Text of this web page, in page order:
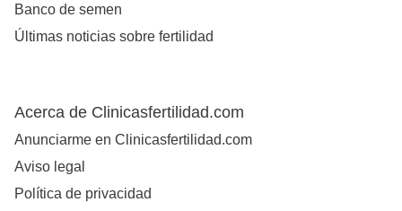
Banco de semen
Últimas noticias sobre fertilidad
Acerca de Clinicasfertilidad.com
Anunciarme en Clinicasfertilidad.com
Aviso legal
Política de privacidad